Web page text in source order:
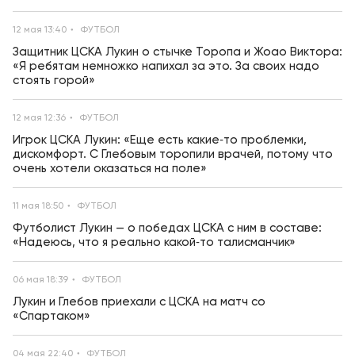
12 мая 13:40 ФУТБОЛ
Защитник ЦСКА Лукин о стычке Торопа и Жоао Виктора:
«Я ребятам немножко напихал за это. За своих надо
стоять горой»
12 мая 12:36 ФУТБОЛ
Игрок ЦСКА Лукин: «Еще есть какие‑то проблемки,
дискомфорт. С Глебовым торопили врачей, потому что
очень хотели оказаться на поле»
11 мая 18:50 ФУТБОЛ
Футболист Лукин — о победах ЦСКА с ним в составе:
«Надеюсь, что я реально какой‑то талисманчик»
06 мая 18:39 ФУТБОЛ
Лукин и Глебов приехали с ЦСКА на матч со
«Спартаком»
04 мая 22:40 ФУТБОЛ